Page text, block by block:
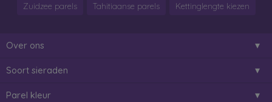
Zuidzee parels Tahitiaanse parels Kettinglengte kiezen
Over ons
Soort sieraden
Parel kleur